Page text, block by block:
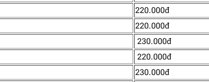
220.000đ
220.000đ
230.000đ
220.000đ
230.000đ